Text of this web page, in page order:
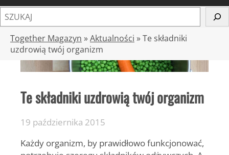
z
Together Magazyn »Aktualności »Te składniki
uzdrowią twój organizm
Te składniki uzdrowią twój organizm
19 października 2015
Każdy organizm, by prawidłowo funkcjonować,